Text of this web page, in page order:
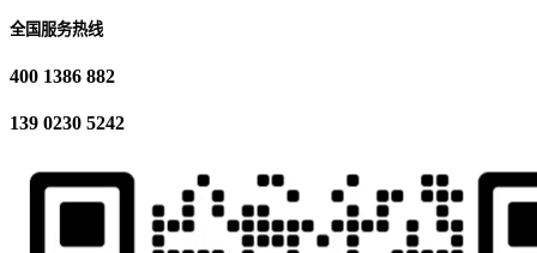
全国服务热线
400 1386 882
139 0230 5242